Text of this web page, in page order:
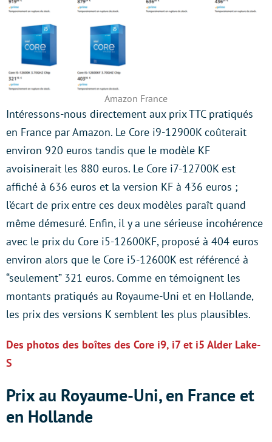
Amazon France
Intéressons-nous directement aux prix TTC pratiqués
en France par Amazon. Le Core i9-12900K coûterait
environ 920 euros tandis que le modèle KF
avoisinerait les 880 euros. Le Core i7-12700K est
affiché à 636 euros et la version KF à 436 euros ;
l’écart de prix entre ces deux modèles paraît quand
même démesuré. Enfin, il y a une sérieuse incohérence
avec le prix du Core i5-12600KF, proposé à 404 euros
environ alors que le Core i5-12600K est référencé à
“seulement” 321 euros. Comme en témoignent les
montants pratiqués au Royaume-Uni et en Hollande,
les prix des versions K semblent les plus plausibles.
Des photos des boîtes des Core i9, i7 et i5 Alder Lake-
S
Prix au Royaume-Uni, en France et
en Hollande